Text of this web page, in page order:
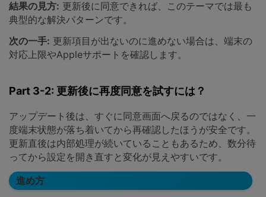
結果の見方: 更新後に同意できれば、このテーマでは最も
典型的な解決パターンです。
次の一手: 更新項目が出ないのに進めない場合は、端末の
対応上限やAppleサポートを確認します。
Part 3-2: 更新後に再度同意を試すには？
アップデート後は、すぐに同意画面へ戻るのではなく、一
度端末状態が落ち着いてから再確認したほうが安全です。
更新直後は内部処理が続いていることもあるため、数分待
ってから設定を開き直すと変化が見えやすいです。
進め方